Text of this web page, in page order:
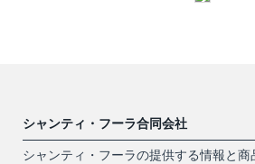
シャンティ・フーラ合同会社
シャンティ・フーラの提供する情報と商